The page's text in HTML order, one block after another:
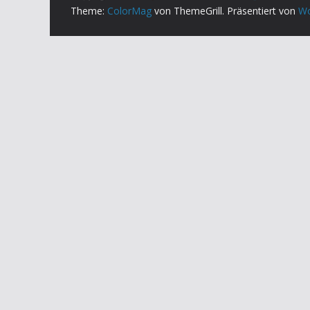
Theme: ColorMag von ThemeGrill. Präsentiert von